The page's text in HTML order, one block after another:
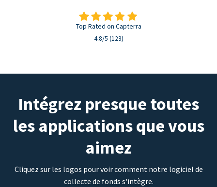
Top Rated on Capterra
4.8/5 (123)
Intégrez presque toutes
les applications que vous
aimez
Cliquez sur les logos pour voir comment notre logiciel de
collecte de fonds s'intègre.